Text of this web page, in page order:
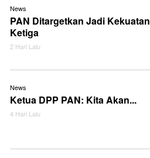
News
PAN Ditargetkan Jadi Kekuatan
Ketiga
2 Hari Lalu
News
Ketua DPP PAN: Kita Akan...
4 Hari Lalu